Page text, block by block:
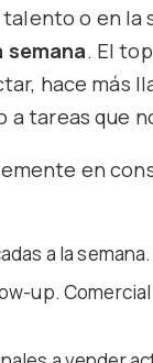
o en la
. El
hace más
tareas que
en
a la
up.